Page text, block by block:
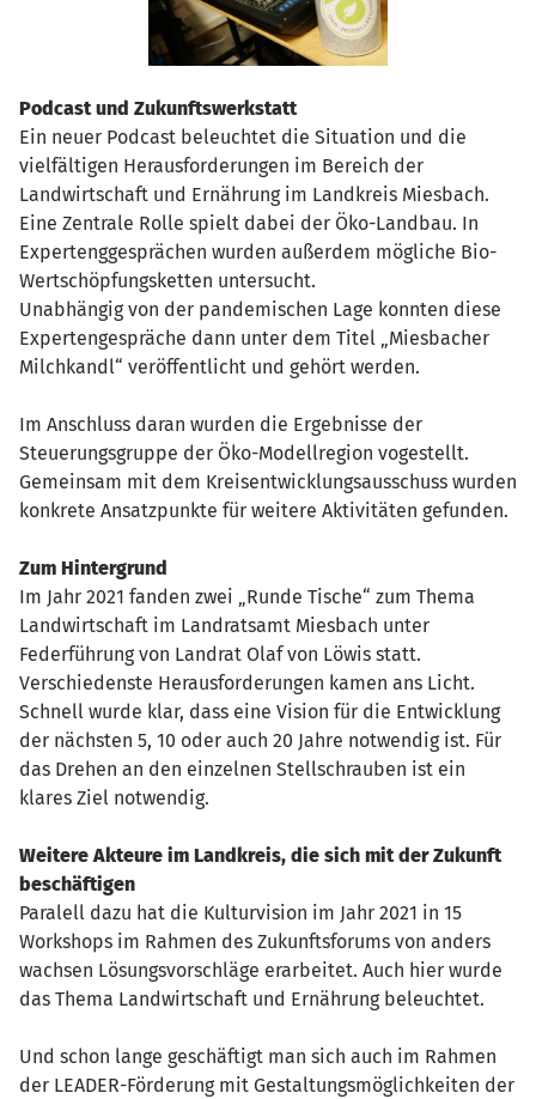
Podcast und Zukunftswerkstatt
Ein neuer Podcast beleuchtet die Situation und die
vielfältigen Herausforderungen im Bereich der
Landwirtschaft und Ernährung im Landkreis Miesbach.
Eine Zentrale Rolle spielt dabei der Öko-Landbau. In
Expertenggesprächen wurden außerdem mögliche Bio-
Wertschöpfungsketten untersucht.
Unabhängig von der pandemischen Lage konnten diese
Expertengespräche dann unter dem Titel „Miesbacher
Milchkandl“ veröffentlicht und gehört werden.
Im Anschluss daran wurden die Ergebnisse der
Steuerungsgruppe der Öko-Modellregion vogestellt.
Gemeinsam mit dem Kreisentwicklungsausschuss wurden
konkrete Ansatzpunkte für weitere Aktivitäten gefunden.
Zum Hintergrund
Im Jahr 2021 fanden zwei „Runde Tische“ zum Thema
Landwirtschaft im Landratsamt Miesbach unter
Federführung von Landrat Olaf von Löwis statt.
Verschiedenste Herausforderungen kamen ans Licht.
Schnell wurde klar, dass eine Vision für die Entwicklung
der nächsten 5, 10 oder auch 20 Jahre notwendig ist. Für
das Drehen an den einzelnen Stellschrauben ist ein
klares Ziel notwendig.
Weitere Akteure im Landkreis, die sich mit der Zukunft
beschäftigen
Paralell dazu hat die Kulturvision im Jahr 2021 in 15
Workshops im Rahmen des Zukunftsforums von anders
wachsen Lösungsvorschläge erarbeitet. Auch hier wurde
das Thema Landwirtschaft und Ernährung beleuchtet.
Und schon lange geschäftigt man sich auch im Rahmen
der LEADER-Förderung mit Gestaltungsmöglichkeiten der